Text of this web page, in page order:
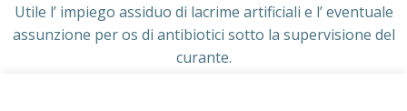
Utile l’ impiego assiduo di lacrime artificiali e l’ eventuale
assunzione per os di antibiotici sotto la supervisione del
curante.